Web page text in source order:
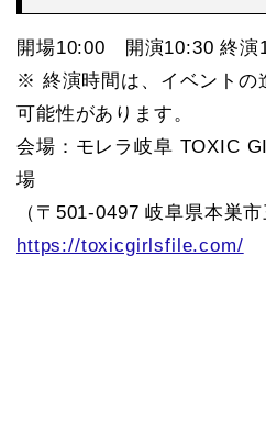
開場10:00 開演10:30 終演
※ 終演時間は、イベントの
可能性があります。
会場：モレラ岐阜 TOXIC
場
（〒501-0497 岐阜県本巣市
https://toxicgirlsfile.com/